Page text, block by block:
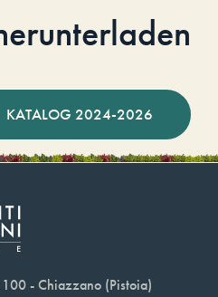
KATALOG 2024-2026
- Chiazzano (Pistoia)